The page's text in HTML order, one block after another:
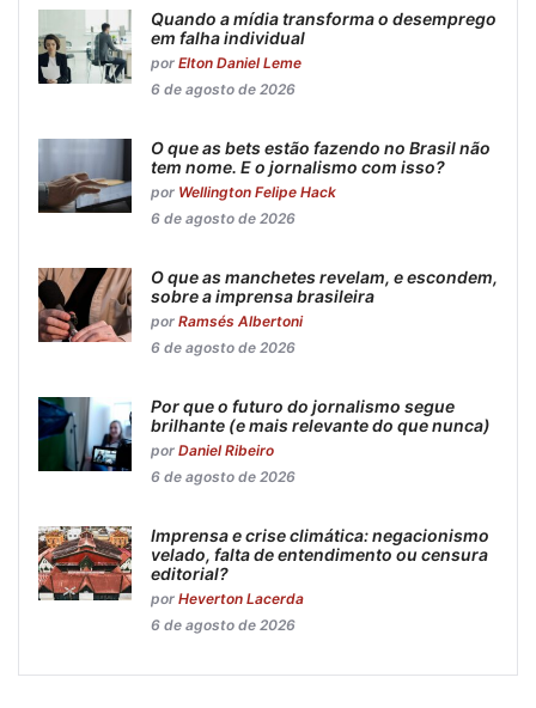
Quando a mídia transforma o desemprego
em falha individual
por Elton Daniel Leme
6 de agosto de 2026
O que as bets estão fazendo no Brasil não
tem nome. E o jornalismo com isso?
por Wellington Felipe Hack
6 de agosto de 2026
O que as manchetes revelam, e escondem,
sobre a imprensa brasileira
por Ramsés Albertoni
6 de agosto de 2026
Por que o futuro do jornalismo segue
brilhante (e mais relevante do que nunca)
por Daniel Ribeiro
6 de agosto de 2026
Imprensa e crise climática: negacionismo
velado, falta de entendimento ou censura
editorial?
por Heverton Lacerda
6 de agosto de 2026